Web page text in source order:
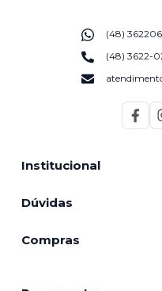
Institucional
Dúvidas
Compras
(48)
(48) 3622-